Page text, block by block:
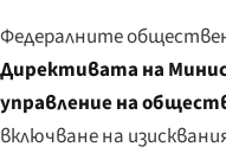
Федералните
Директивата на
управление на
включване на